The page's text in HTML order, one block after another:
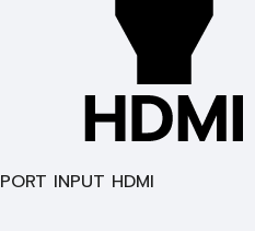
PORT INPUT HDMI